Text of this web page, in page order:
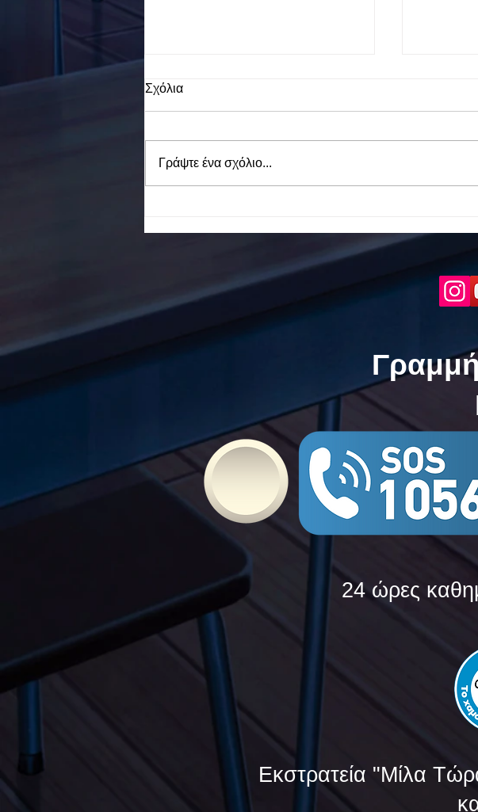
Τώρα" όλα τα σχολεία της
Ελλάδας ενώνουν τις
δυνάμεις τους ενάντια στο
Bullying
Τώρα"
Σχόλια
Γράψτε ένα σχόλιο...
24 ώρες
Εκστρατεία "Μίλα